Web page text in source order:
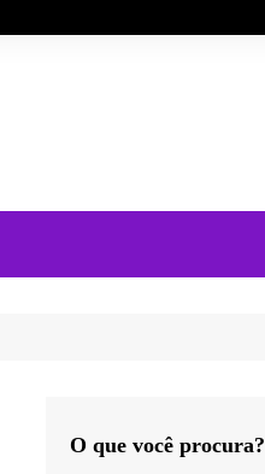
O que você procura?